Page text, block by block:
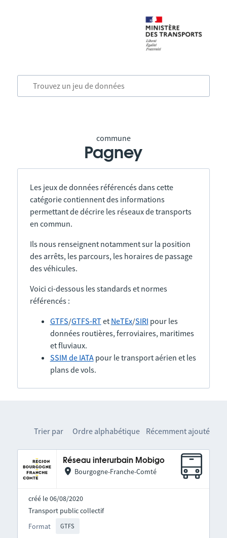
commune
Pagney
Les jeux de données référencés dans cette
catégorie contiennent des informations
permettant de décrire les réseaux de transports
en commun.
Ils nous renseignent notamment sur la position
des arrêts, les parcours, les horaires de passage
des véhicules.
Voici ci-dessous les standards et normes
référencés :
GTFS/GTFS-RTet NeTEx/SIRI pour les
données routières, ferroviaires, maritimes
et fluviaux.
SSIM de IATApour le transport aérien et les
plans de vols.
Trier par Ordre alphabétique Récemment ajouté
Réseau interurbain Mobigo
Bourgogne-Franche-Comté
créé le 06/08/2020
Format GTFS
Transport public collectif